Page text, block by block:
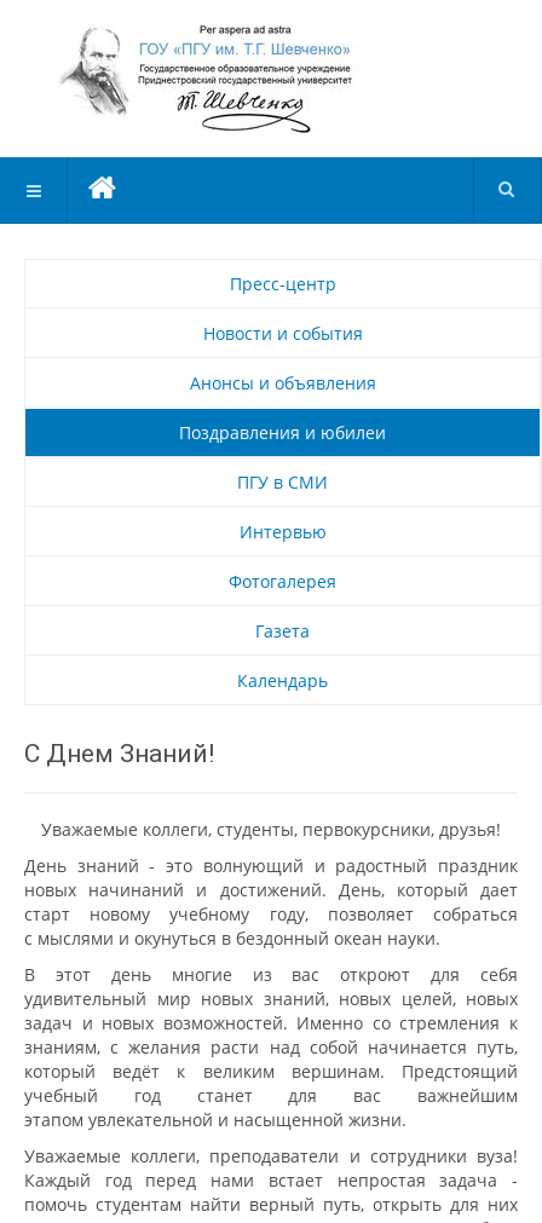
Пресс-центр
Новости и события
Анонсы и объявления
Поздравления и юбилеи
ПГУ в СМИ
Интервью
Фотогалерея
Газета
Календарь
С Днем Знаний!
Уважаемые коллеги, студенты, первокурсники, друзья!
День знаний - это волнующий и радостный праздник
новых начинаний и достижений. День, который дает
старт новому учебному году, позволяет собраться
с мыслями и окунуться в бездонный океан науки.
В этот день многие из вас откроют для себя
удивительный мир новых знаний, новых целей, новых
задач и новых возможностей. Именно со стремления к
знаниям, с желания расти над собой начинается путь,
который ведёт к великим вершинам. Предстоящий
учебный год станет для вас важнейшим
этапом увлекательной и насыщенной жизни.
Уважаемые коллеги, преподаватели и сотрудники вуза!
Каждый год перед нами встает непростая задача -
помочь студентам найти верный путь, открыть для них